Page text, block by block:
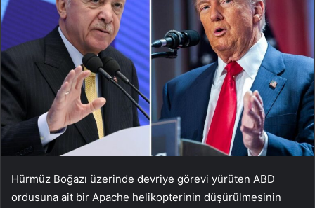
Hürmüz Boğazı üzerinde devriye görevi yürüten ABD
ordusuna ait bir Apache helikopterinin düşürülmesinin